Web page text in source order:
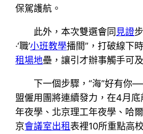
保駕護航。
此外，本次雙選會同 見證
·‘職’小班教學播間”，打破線下
租場地壘，讓引才辦事觸手可及
下一個步驟，“海”好有你
盟僱用團將連續發力，在4月
年夜學、北京理工年夜學、哈
京會議室出租表裡10所重點高